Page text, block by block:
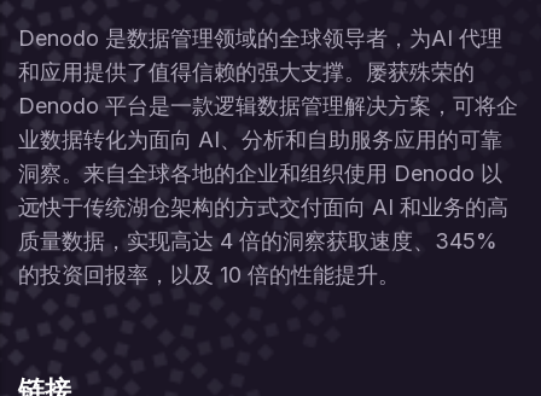
Denodo 是数据管理领域的全球领导者，为AI 代理
和应用提供了值得信赖的强大支撑。屡获殊荣的
Denodo 平台是一款逻辑数据管理解决方案，可将企
业数据转化为面向 AI、分析和自助服务应用的可靠
洞察。来自全球各地的企业和组织使用 Denodo 以
远快于传统湖仓架构的方式交付面向 AI 和业务的高
质量数据，实现高达 4 倍的洞察获取速度、345%
的投资回报率，以及 10 倍的性能提升。